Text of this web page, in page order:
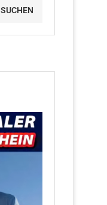
SUCHEN